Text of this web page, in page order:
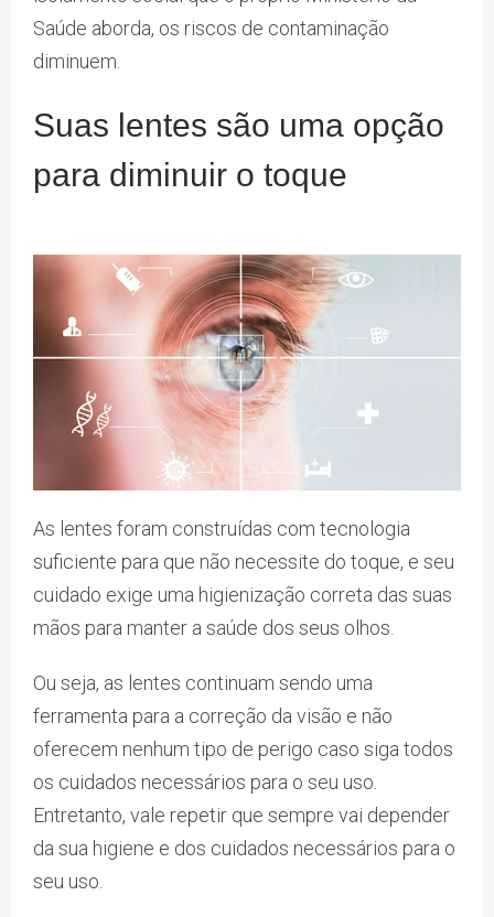
Saúde aborda, os riscos de contaminação
diminuem.
Suas lentes são uma opção
para diminuir o toque
As lentes foram construídas com tecnologia
suficiente para que não necessite do toque, e seu
cuidado exige uma higienização correta das suas
mãos para manter a saúde dos seus olhos.
Ou seja, as lentes continuam sendo uma
ferramenta para a correção da visão e não
oferecem nenhum tipo de perigo caso siga todos
os cuidados necessários para o seu uso.
Entretanto, vale repetir que sempre vai depender
da sua higiene e dos cuidados necessários para o
seu uso.